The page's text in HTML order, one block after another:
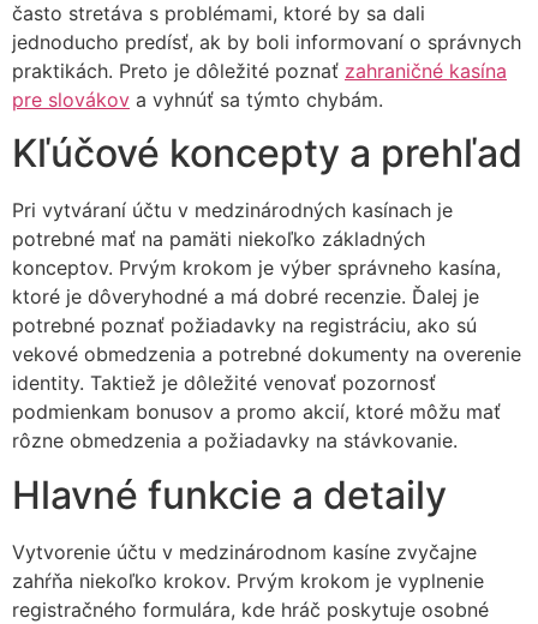
často stretáva s problémami, ktoré by sa dali
jednoducho predísť, ak by boli informovaní o správnych
praktikách. Preto je dôležité poznať zahraničné kasína
pre slovákov a vyhnúť sa týmto chybám.
Kľúčové koncepty a prehľad
Pri vytváraní účtu v medzinárodných kasínach je
potrebné mať na pamäti niekoľko základných
konceptov. Prvým krokom je výber správneho kasína,
ktoré je dôveryhodné a má dobré recenzie. Ďalej je
potrebné poznať požiadavky na registráciu, ako sú
vekové obmedzenia a potrebné dokumenty na overenie
identity. Taktiež je dôležité venovať pozornosť
podmienkam bonusov a promo akcií, ktoré môžu mať
rôzne obmedzenia a požiadavky na stávkovanie.
Hlavné funkcie a detaily
Vytvorenie účtu v medzinárodnom kasíne zvyčajne
zahŕňa niekoľko krokov. Prvým krokom je vyplnenie
registračného formulára, kde hráč poskytuje osobné